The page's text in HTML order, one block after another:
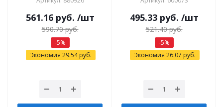
561.16руб. /шт
590.70руб.
-5%
Экономия 29.54руб.
495.33руб. /шт
521.40руб.
-5%
Экономия 26.07 руб.